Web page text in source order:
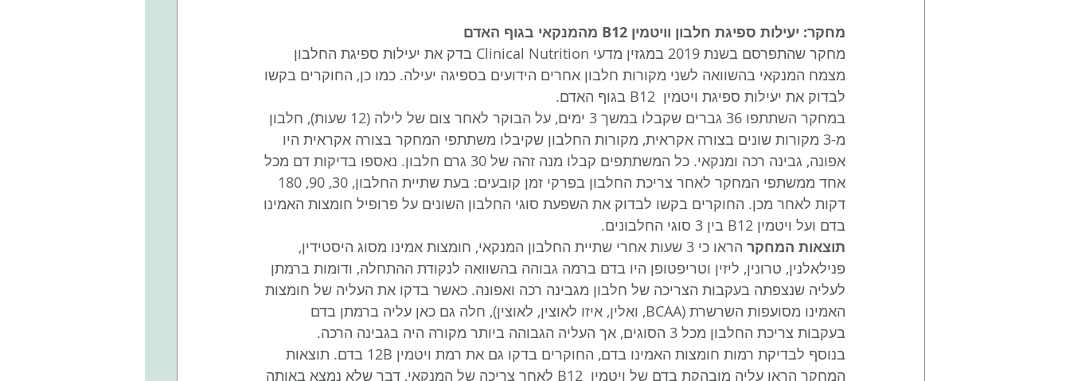
מחקר: יעילות ספיגת חלבון וויטמין B12 מהמנקאי בגוף האדם
מחקר שהתפרסם בשנת 2019 במגזין מדעי Clinical Nutrition בדק את יעילות ספיגת החלבון
מצמח המנקאי בהשוואה לשני מקורות חלבון אחרים הידועים בספיגה יעילה. כמו כן, החוקרים בקשו
לבדוק את יעילות ספיגת ויטמין  B12 בגוף האדם.
במחקר השתתפו 36 גברים שקבלו במשך 3 ימים, על הבוקר לאחר צום של לילה (12 שעות), חלבון
מ-3 מקורות שונים בצורה אקראית, מקורות החלבון שקיבלו משתתפי המחקר בצורה אקראית היו
אפונה, גבינה רכה ומנקאי. כל המשתתפים קבלו מנה זהה של 30 גרם חלבון. נאספו בדיקות דם מכל
דקות לאחר מכן. החוקרים בקשו לבדוק את השפעת סוגי החלבון השונים על פרופיל חומצות האמינו
בדם ועל ויטמין B12 בין 3 סוגי החלבונים.
תוצאות המחקר
הראו כי 3 שעות אחרי שתיית החלבון המנקאי, חומצות אמינו מסוג היסטידין,
פנילאלנין, טרונין, ליזין וטריפטופן היו בדם ברמה גבוהה בהשוואה לנקודת ההתחלה, ודומות ברמתן
לעליה שנצפתה בעקבות הצריכה של חלבון מגבינה רכה ואפונה. כאשר בדקו את העליה של חומצות
האמינו מסועפות השרשרת (BCAA, ואלין, איזו לאוצין, לאוצין), חלה גם כאן עליה ברמתן בדם
בעקבות צריכת החלבון מכל 3 הסוגים, אך העליה הגבוהה ביותר מקורה היה בגבינה הרכה.
בנוסף לבדיקת רמות חומצות האמינו בדם, החוקרים בדקו גם את רמת ויטמין 12B בדם. תוצאות
המחקר הראו עליה מובהקת בדם של ויטמין  B12 לאחר צריכה של המנקאי, דבר שלא נמצא באותה